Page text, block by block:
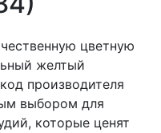
цветную
желтый
производителя
выбором для
которые ценят